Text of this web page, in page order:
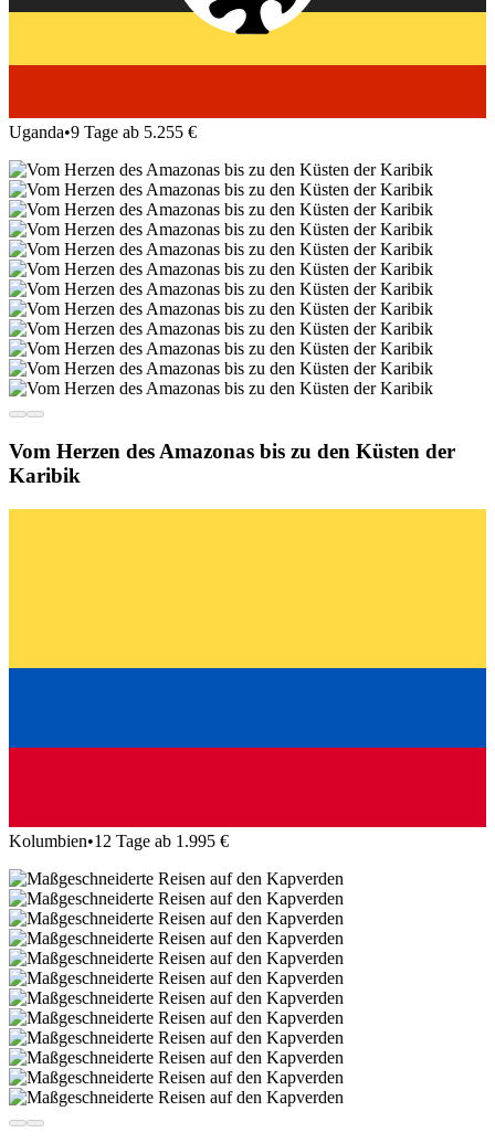
Uganda•9 Tage ab 5.255 €
Vom Herzen des Amazonas bis zu den Küsten der
Karibik
Kolumbien•12 Tage ab 1.995 €